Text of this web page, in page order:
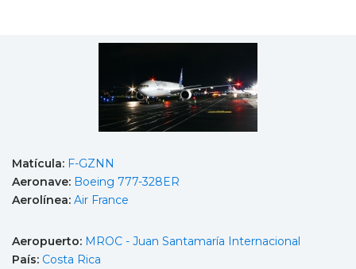
Matícula: F-GZNN
Aeronave: Boeing 777-328ER
Aerolínea: Air France
Aeropuerto: MROC - Juan Santamaría Internacional
País: Costa Rica